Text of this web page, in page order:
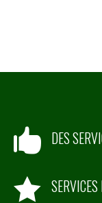
 DES
